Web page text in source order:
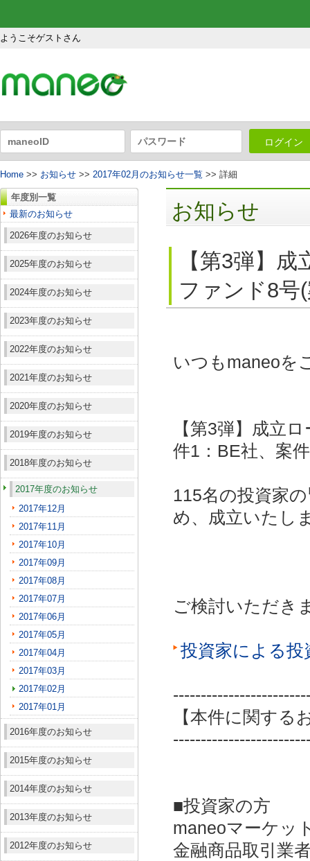
ようこそゲストさん
ログイン
Home >> お知らせ >> 2017年02月のお知らせ一覧 >> 詳細
年度別一覧
最新のお知らせ
2026年度のお知らせ
2025年度のお知らせ
2024年度のお知らせ
2023年度のお知らせ
2022年度のお知らせ
2021年度のお知らせ
2020年度のお知らせ
2019年度のお知らせ
2018年度のお知らせ
2017年度のお知らせ
2017年12月
2017年11月
2017年10月
2017年09月
2017年08月
2017年07月
2017年06月
2017年05月
2017年04月
2017年03月
2017年02月
2017年01月
2016年度のお知らせ
2015年度のお知らせ
2014年度のお知らせ
2013年度のお知らせ
2012年度のお知らせ
お知らせ
【第3弾】
ファンド8号
いつもmaneoを
【第3弾】成立
件1：BE社、案
115名の投資家
め、成立いたし
ご検討いただき
投資家による
【本件に関する
■投資家の方
maneoマーケッ
金融商品取引業